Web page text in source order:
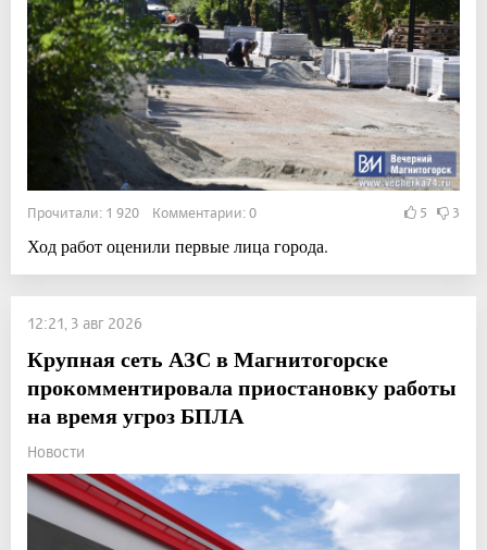
Прочитали: 1 920 Комментарии: 0 5 3
Ход работ оценили первые лица города.
12:21, 3 авг 2026
Крупная сеть АЗС в Магнитогорске
прокомментировала приостановку работы
на время угроз БПЛА
Новости